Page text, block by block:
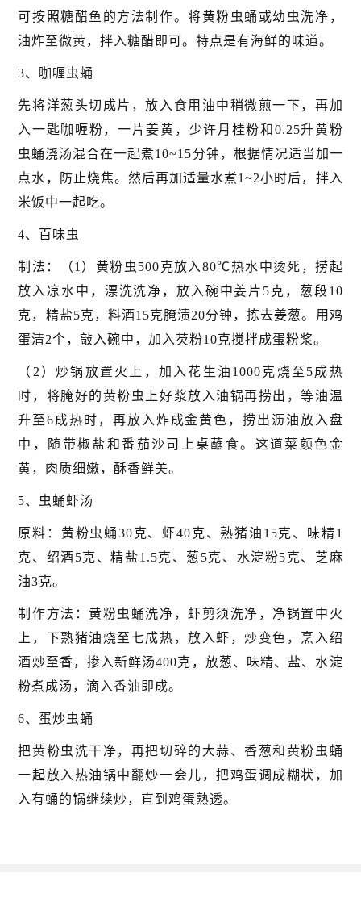
可按照糖醋鱼的方法制作。将黄粉虫蛹或幼虫洗净，
油炸至微黄，拌入糖醋即可。特点是有海鲜的味道。
3、咖喱虫蛹
先将洋葱头切成片，放入食用油中稍微煎一下，再加
入一匙咖喱粉，一片姜黄，少许月桂粉和0.25升黄粉
虫蛹浇汤混合在一起煮10~15分钟，根据情况适当加一
点水，防止烧焦。然后再加适量水煮1~2小时后，拌入
米饭中一起吃。
4、百味虫
制法：（1）黄粉虫500克放入80℃热水中烫死，捞起
放入凉水中，漂洗洗净，放入碗中姜片5克，葱段10
克，精盐5克，料酒15克腌渍20分钟，拣去姜葱。用鸡
蛋清2个，敲入碗中，加入芡粉10克搅拌成蛋粉浆。
（2）炒锅放置火上，加入花生油1000克烧至5成热
时，将腌好的黄粉虫上好浆放入油锅再捞出，等油温
升至6成热时，再放入炸成金黄色，捞出沥油放入盘
中，随带椒盐和番茄沙司上桌蘸食。这道菜颜色金
黄，肉质细嫩，酥香鲜美。
5、虫蛹虾汤
原料：黄粉虫蛹30克、虾40克、熟猪油15克、味精1
克、绍酒5克、精盐1.5克、葱5克、水淀粉5克、芝麻
油3克。
制作方法：黄粉虫蛹洗净，虾剪须洗净，净锅置中火
上，下熟猪油烧至七成热，放入虾，炒变色，烹入绍
酒炒至香，掺入新鲜汤400克，放葱、味精、盐、水淀
粉煮成汤，滴入香油即成。
6、蛋炒虫蛹
把黄粉虫洗干净，再把切碎的大蒜、香葱和黄粉虫蛹
一起放入热油锅中翻炒一会儿，把鸡蛋调成糊状，加
入有蛹的锅继续炒，直到鸡蛋熟透。